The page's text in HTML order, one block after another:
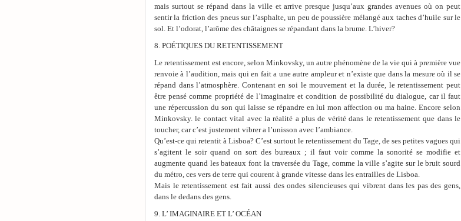
mais surtout se répand dans la ville et arrive presque jusqu’aux grandes avenues où on peut
sentir la friction des pneus sur l’asphalte, un peu de poussière mélangé aux taches d’huile sur le
sol. Et l’odorat, l’arôme des châtaignes se répandant dans la brume. L’hiver?
8. POÉTIQUES DU RETENTISSEMENT
Le retentissement est encore, selon Minkovsky, un autre phénomène de la vie qui à première vue
renvoie à l’audition, mais qui en fait a une autre ampleur et n’existe que dans la mesure où il se
répand dans l’atmosphère. Contenant en soi le mouvement et la durée, le retentissement peut
être pensé comme propriété de l’imaginaire et condition de possibilité du dialogue, car il faut
une répercussion du son qui laisse se répandre en lui mon affection ou ma haine. Encore selon
Minkovsky. le contact vital avec la réalité a plus de vérité dans le retentissement que dans le
toucher, car c’est justement vibrer a l’unisson avec l’ambiance.
Qu’est-ce qui retentit à Lisboa? C’est surtout le retentissement du Tage, de ses petites vagues qui
s’agitent le soir quand on sort des bureaux ; il faut voir comme la sonorité se modifie et
augmente quand les bateaux font la traversée du Tage, comme la ville s’agite sur le bruit sourd
du métro, ces vers de terre qui courent à grande vitesse dans les entrailles de Lisboa.
Mais le retentissement est fait aussi des ondes silencieuses qui vibrent dans les pas des gens,
dans le dedans des gens.
9. L’ IMAGINAIRE ET L’ OCÉAN